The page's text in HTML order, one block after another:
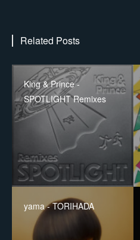
Related Posts
King & Prince -
SPOTLIGHT Remixes
yama - TORIHADA